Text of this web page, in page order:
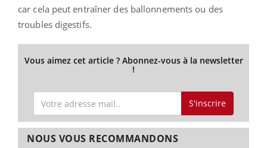
car cela peut entraîner des ballonnements ou des
troubles digestifs.
Vous aimez cet article ? Abonnez-vous à la newsletter
!
S'inscrire
NOUS VOUS RECOMMANDONS